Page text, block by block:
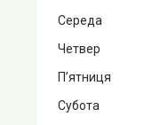
Середа
Четвер
Пʼятниця
Субота